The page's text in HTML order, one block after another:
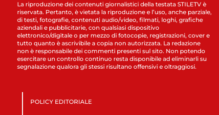
La riproduzione dei contenuti giornalistici della testata STILETV è
riservata. Pertanto, è vietata la riproduzione e l’uso, anche parziale,
di testi, fotografie, contenuti audio/video, filmati, loghi, grafiche
aziendali e pubblicitarie, con qualsiasi dispositivo
elettronico/digitale o per mezzo di fotocopie, registrazioni, cover e
tutto quanto è ascrivibile a copia non autorizzata. La redazione
non è responsabile dei commenti presenti sul sito. Non potendo
esercitare un controllo continuo resta disponibile ad eliminarli su
segnalazione qualora gli stessi risultano offensivi e oltraggiosi.
POLICY EDITORIALE